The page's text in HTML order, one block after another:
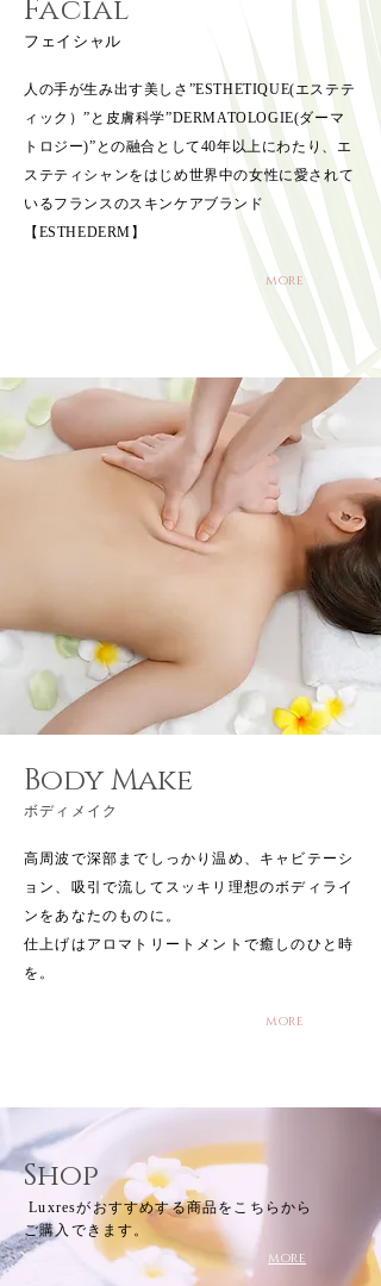
Facial
フェイシャル
人の手が生み出す美しさ”ESTHETIQUE(エステテ
ィック）”と皮膚科学”DERMATOLOGIE(ダーマ
トロジー)”との融合として40年以上にわたり、エ
ステティシャンをはじめ世界中の女性に愛されて
いるフランスのスキンケアブランド
【ESTHEDERM】
more
Body Make
ボディメイク
高周波で深部までしっかり温め、キャビテーシ
ョン、吸引で流してスッキリ 理想のボディライ
ンをあなたのものに。
仕上げはアロマトリートメントで​癒しのひと時
を。
more
Shop
Luxresがおすすめする商品をこちらから
ご購入できます。
more